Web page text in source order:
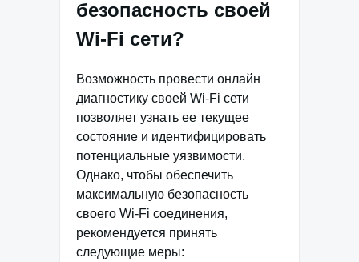
безопасность своей
Wi-Fi сети?
Возможность провести онлайн
диагностику своей Wi-Fi сети
позволяет узнать ее текущее
состояние и идентифицировать
потенциальные уязвимости.
Однако, чтобы обеспечить
максимальную безопасность
своего Wi-Fi соединения,
рекомендуется принять
следующие меры: